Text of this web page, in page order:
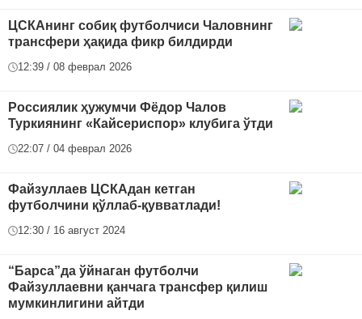
ЦСКАнинг собиқ футболчиси Чаловнинг
трансфери ҳақида фикр билдирди
12:39 / 08 феврал 2026
Россиялик ҳужумчи Фёдор Чалов
Туркиянинг «Кайсериспор» клубига ўтди
22:07 / 04 феврал 2026
Файзуллаев ЦСКАдан кетган
футболчини қўллаб-қувватлади!
12:30 / 16 август 2024
“Барса”да ўйнаган футболчи
Файзуллаевни қанчага трансфер қилиш
мумкинлигини айтди